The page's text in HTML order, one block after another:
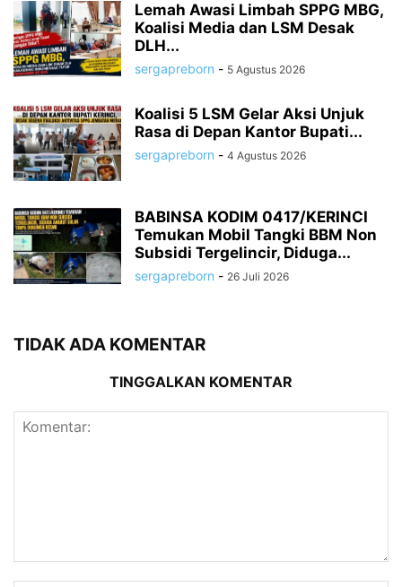
Lemah Awasi Limbah SPPG MBG,
Koalisi Media dan LSM Desak
DLH...
sergapreborn - 5 Agustus 2026
Koalisi 5 LSM Gelar Aksi Unjuk
Rasa di Depan Kantor Bupati...
sergapreborn - 4 Agustus 2026
BABINSA KODIM 0417/KERINCI
Temukan Mobil Tangki BBM Non
Subsidi Tergelincir, Diduga...
sergapreborn - 26 Juli 2026
TIDAK ADA KOMENTAR
TINGGALKAN KOMENTAR